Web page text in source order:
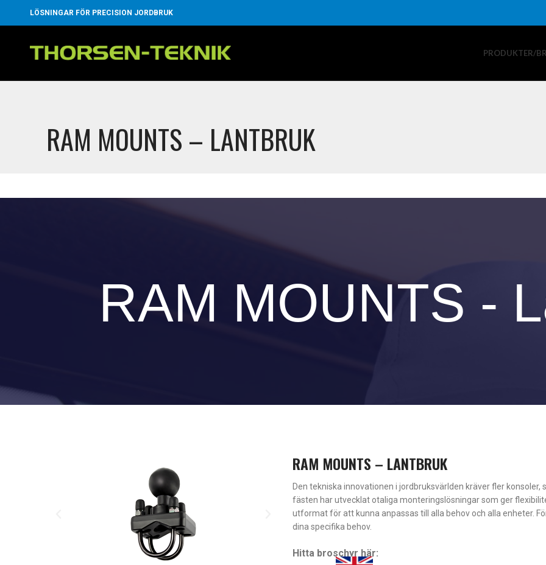
LÖSNINGAR FÖR PRECISION JORDBRUK
PRODUKTER/
RAM MOUNTS – LANTBRUK
RAM MOUNTS -
RAM MOUNTS – LANTBRUK
Den tekniska innovationen i jordbruksvärlden kräver fler
fästen har utvecklat otaliga monteringslösningar som ger
utformat för att kunna anpassas till alla behov och alla enheter.
dina specifika behov.
Hitta broschyr här: